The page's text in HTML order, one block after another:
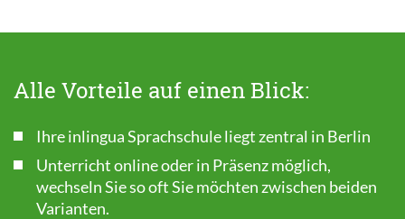
Alle Vorteile auf einen Blick:
Ihre inlingua Sprachschule liegt zentral in Berlin
Unterricht online oder in Präsenz möglich,
wechseln Sie so oft Sie möchten zwischen beiden
Varianten.